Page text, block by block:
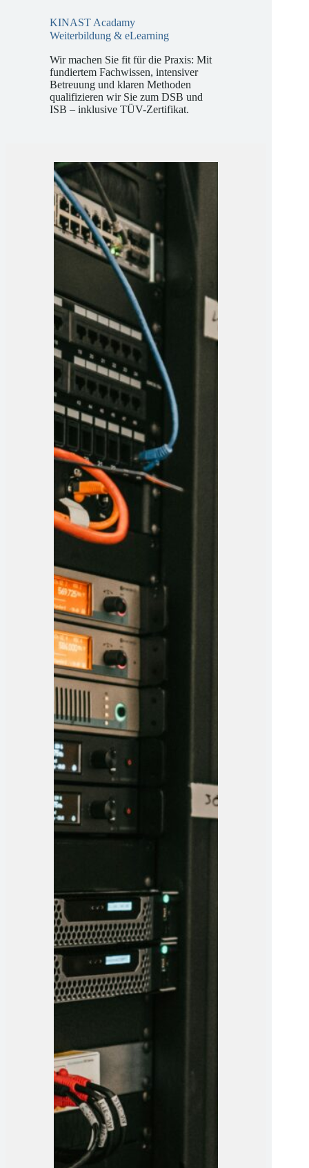
KINAST Acadamy
Weiterbildung & eLearning
Wir machen Sie fit für die Praxis: Mit
fundiertem Fachwissen, intensiver
Betreuung und klaren Methoden
qualifizieren wir Sie zum DSB und
ISB – inklusive TÜV-Zertifikat.